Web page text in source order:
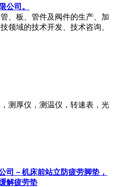
公司。
、板、管件及阀件的生产、加
领域的技术开发、技术咨询、
测厚仪，测温仪，转速表，光
司－机床前站立防疲劳脚垫，
解疲劳垫